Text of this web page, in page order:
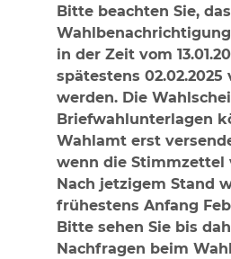
Bitte beachten Sie,
in der Zeit vom
spätestens 02.02.2025
werden. Die
Briefwahlunterlagen
Wahlamt erst
wenn die Stimmzettel
Nach jetzigem Stand
frühestens Anfang
Bitte sehen Sie bis
Nachfragen beim